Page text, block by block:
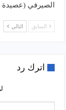
الصيرفي (عصيدة
السابق التالي
اترك رد